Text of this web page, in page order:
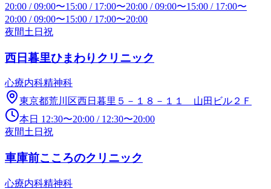
20:00 /09:00〜15:00 / 17:00〜20:00 /09:00〜15:00 / 17:00〜
20:00 /09:00〜15:00 / 17:00〜20:00
夜間土日祝
西日暮里ひまわりクリニック
心療内科精神科
東京都荒川区西日暮里５－１８－１１ 山田ビル２Ｆ
本日 12:30〜20:00 / 12:30〜20:00
夜間土日祝
車庫前こころのクリニック
心療内科精神科